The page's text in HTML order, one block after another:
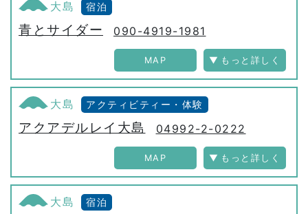
大島 宿泊
青とサイダー 090-4919-1981
MAP
大島 アクティビティー・体験
アクアデルレイ大島 04992-2-0222
MAP
大島 宿泊